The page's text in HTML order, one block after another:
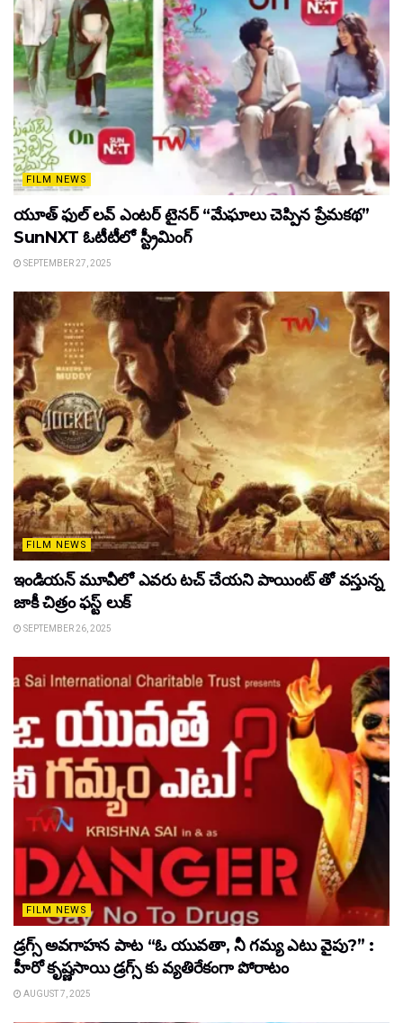
FILM NEWS
యూత్ ఫుల్ లవ్ ఎంటర్ టైనర్ “మేఘాలు చెప్పిన ప్రేమకథ”
SunNXT ఓటీటీలో స్ట్రీమింగ్
SEPTEMBER 27, 2025
FILM NEWS
ఇండియన్ మూవీలో ఎవరు టచ్ చేయని పాయింట్ తో వస్తున్న
జాకీ చిత్రం ఫస్ట్ లుక్
SEPTEMBER 26, 2025
FILM NEWS
డ్రగ్స్ అవగాహన పాట “ఓ యువతా, నీ గమ్య ఎటు వైపు?” :
హీరో కృష్ణసాయి డ్రగ్స్ కు వ్యతిరేకంగా పోరాటం
AUGUST 7, 2025